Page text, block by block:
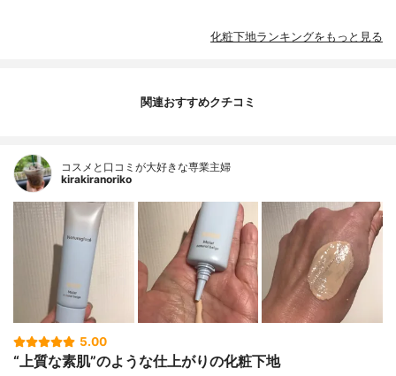
化粧下地ランキングをもっと見る
関連おすすめクチコミ
コスメと口コミが大好きな専業主婦
kirakiranoriko
5.00
“上質な素肌”のような仕上がりの化粧下地